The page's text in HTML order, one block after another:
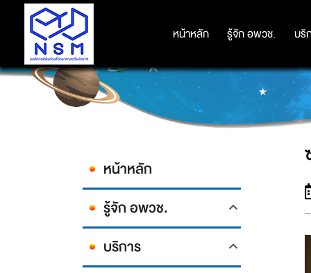
หน้าหลัก รู้จัก อพวช. บริ
หน้าหลัก รู้จัก อพวช. บริ
หน้าหลัก
รู้จัก อพวช.
บริการ